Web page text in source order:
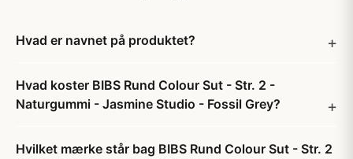
Hvad er navnet på produktet?
Hvad koster BIBS Rund Colour Sut - Str. 2 -
Naturgummi - Jasmine Studio - Fossil Grey?
Hvilket mærke står bag BIBS Rund Colour Sut - Str. 2